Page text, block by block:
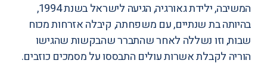
המשיבה, ילידת גאורגיה, הגיעה לישראל בשנת 1994,
בהיותה בת שנתיים, עם משפחתה, קיבלה אזרחות מכוח
שבות, וזו נשללה לאחר שהתברר שהבקשות שהגישו
הוריה לקבלת אשרות עולים התבססו על מסמכים כוזבים.